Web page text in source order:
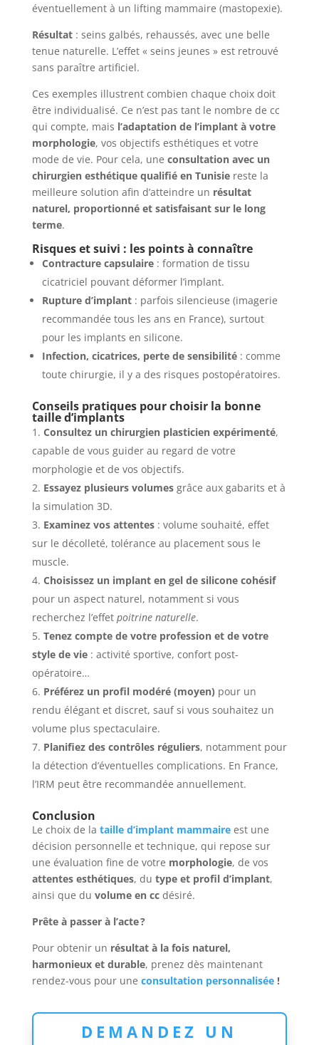
éventuellement à un lifting mammaire (mastopexie).
Résultat: seins galbés, rehaussés, avec une belle
tenue naturelle. L’effet « seins jeunes » est retrouvé
sans paraître artificiel.
Ces exemples illustrent combien chaque choix doit
être individualisé. Ce n’est pas tant le nombre de cc
qui compte, mais l’adaptation de l’implant à votre
morphologie, vos objectifs esthétiques et votre
mode de vie. Pour cela, une consultation avec un
chirurgien esthétique qualifié en Tunisiereste la
meilleure solution afin d’atteindre un résultat
naturel, proportionné et satisfaisant sur le long
terme.
Risques et suivi : les points à connaître
Contracture capsulaire: formation de tissu
cicatriciel pouvant déformer l’implant.
Rupture d’implant: parfois silencieuse (imagerie
recommandée tous les ans en France), surtout
pour les implants en silicone.
Infection, cicatrices, perte de sensibilité: comme
toute chirurgie, il y a des risques postopératoires.
Conseils pratiques pour choisir la bonne
taille d’implants
Consultez un chirurgien plasticien expérimenté,
capable de vous guider au regard de votre
morphologie et de vos objectifs.
Essayez plusieurs volumesgrâce aux gabarits et à
la simulation 3D.
Examinez vos attentes: volume souhaité, effet
sur le décolleté, tolérance au placement sous le
muscle.
Choisissez un implant en gel de silicone cohésif
pour un aspect naturel, notamment si vous
recherchez l’effet poitrine naturelle.
Tenez compte de votre profession et de votre
style de vie: activité sportive, confort post-
opératoire…
Préférez un profil modéré (moyen) pour un
rendu élégant et discret, sauf si vous souhaitez un
volume plus spectaculaire.
Planifiez des contrôles réguliers, notamment pour
la détection d’éventuelles complications. En France,
l’IRM peut être recommandée annuellement.
Conclusion
Le choix de la taille d’implant mammaireest une
décision personnelle et technique, qui repose sur
une évaluation fine de votre morphologie, de vos
attentes esthétiques, du type et profil d’implant,
ainsi que du volume en ccdésiré.
Prête à passer à l’acte?
Pour obtenir un résultat à la fois naturel,
harmonieux et durable, prenez dès maintenant
rendez-vous pour une consultation personnalisée!
DEMANDEZ UN